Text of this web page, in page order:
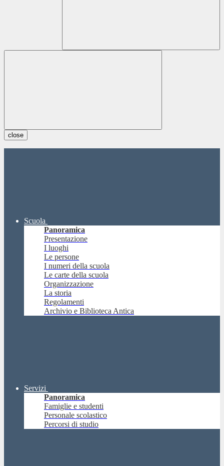
close
Scuola
Panoramica
Presentazione
I luoghi
Le persone
I numeri della scuola
Le carte della scuola
Organizzazione
La storia
Regolamenti
Archivio e Biblioteca Antica
Servizi
Panoramica
Famiglie e studenti
Personale scolastico
Percorsi di studio